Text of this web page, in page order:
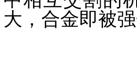
大，合金即被强